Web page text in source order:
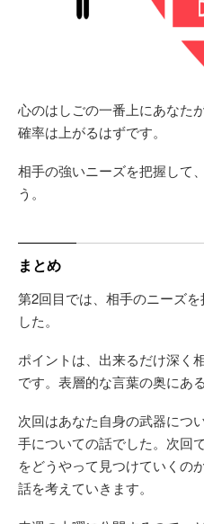
心のはしごの一番上にあなた
確率は上がるはずです。
相手の強いニーズを把握して
う。
まとめ
第2回目では、相手のニーズ
した。
ポイントは、出来るだけ深く
です。表層的な言葉の奥にあ
次回はあなた自身の武器につ
手についての話でした。次回
をどうやって見つけていくの
話を考えていきます。